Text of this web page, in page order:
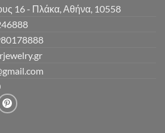
16 - Πλάκα, Αθήνα, 10558